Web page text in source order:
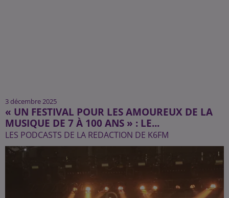
3 décembre 2025
« UN FESTIVAL POUR LES AMOUREUX DE LA
MUSIQUE DE 7 À 100 ANS » : LE...
LES PODCASTS DE LA REDACTION DE K6FM